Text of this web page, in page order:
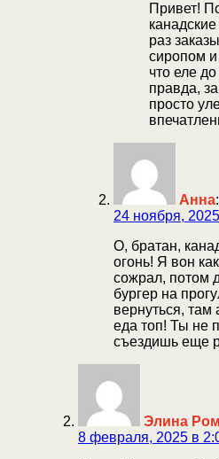
Привет!
раз
сиропом и
что еле
правда,
просто
Анна:
24 ноября,
О, братан,
огонь! Я вон
сожрал, потом
бургер на
вернуться,
еда топ! Ты не
съездишь еще
Элина
8 февраля, 2025 в